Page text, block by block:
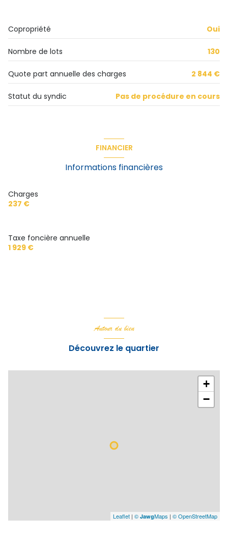
10 étage(s)
ascenseur
interphone
Copropriété Oui
Nombre de lots 130
Quote part annuelle des charges 2 844 €
Statut du syndic Pas de procédure en cours
FINANCIER
Informations financières
Charges
237 €
Taxe foncière annuelle
1 929 €
Autour du bien
Découvrez le quartier
+
−
Leaflet | © JawgMaps | © OpenStreetMap